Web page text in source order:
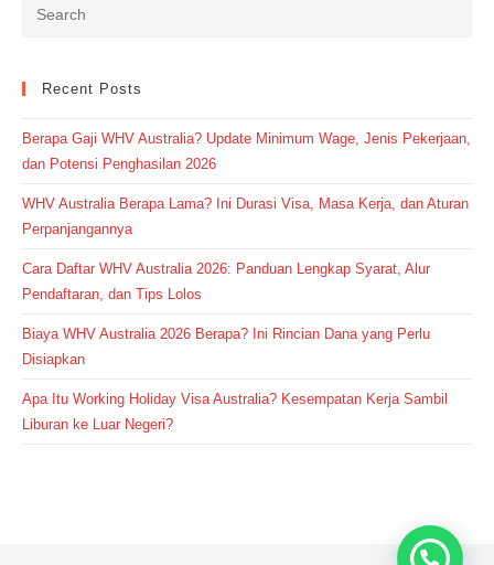
Recent Posts
Berapa Gaji WHV Australia? Update Minimum Wage, Jenis Pekerjaan,
dan Potensi Penghasilan 2026
WHV Australia Berapa Lama? Ini Durasi Visa, Masa Kerja, dan Aturan
Perpanjangannya
Cara Daftar WHV Australia 2026: Panduan Lengkap Syarat, Alur
Pendaftaran, dan Tips Lolos
Biaya WHV Australia 2026 Berapa? Ini Rincian Dana yang Perlu
Disiapkan
Apa Itu Working Holiday Visa Australia? Kesempatan Kerja Sambil
Liburan ke Luar Negeri?